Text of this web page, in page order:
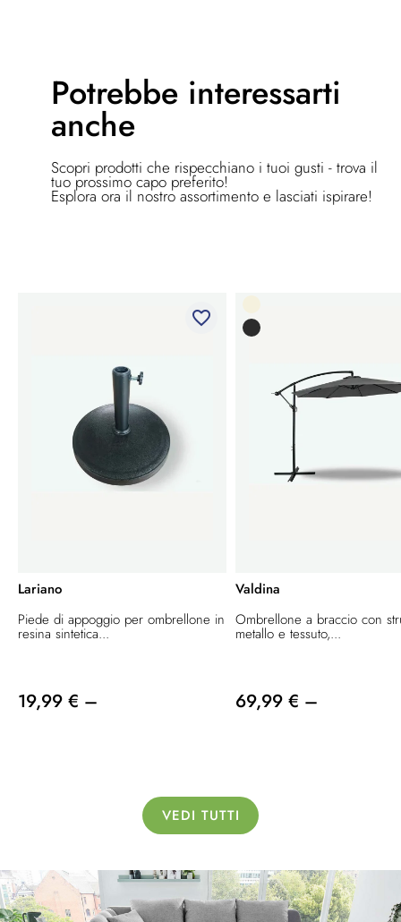
Potrebbe interessarti
anche
Scopri prodotti che rispecchiano i tuoi gusti - trova il
tuo prossimo capo preferito!
Esplora ora il nostro assortimento e lasciati ispirare!
favorite_border
Lariano
Piede di appoggio per ombrellone in
resina sintetica...
19,99 € –
Valdina
Ombrellone a braccio con
metallo e tessuto,...
69,99 € –
VEDI TUTTI